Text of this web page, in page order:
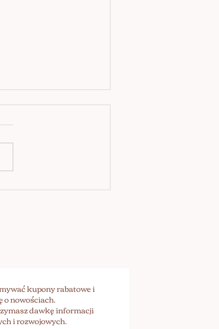
WG EGO
kupony rabatowe i
nowościach.
dawkę informacji
i rozwojowych.